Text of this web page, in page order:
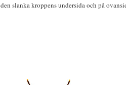
slanka kroppens undersida och på